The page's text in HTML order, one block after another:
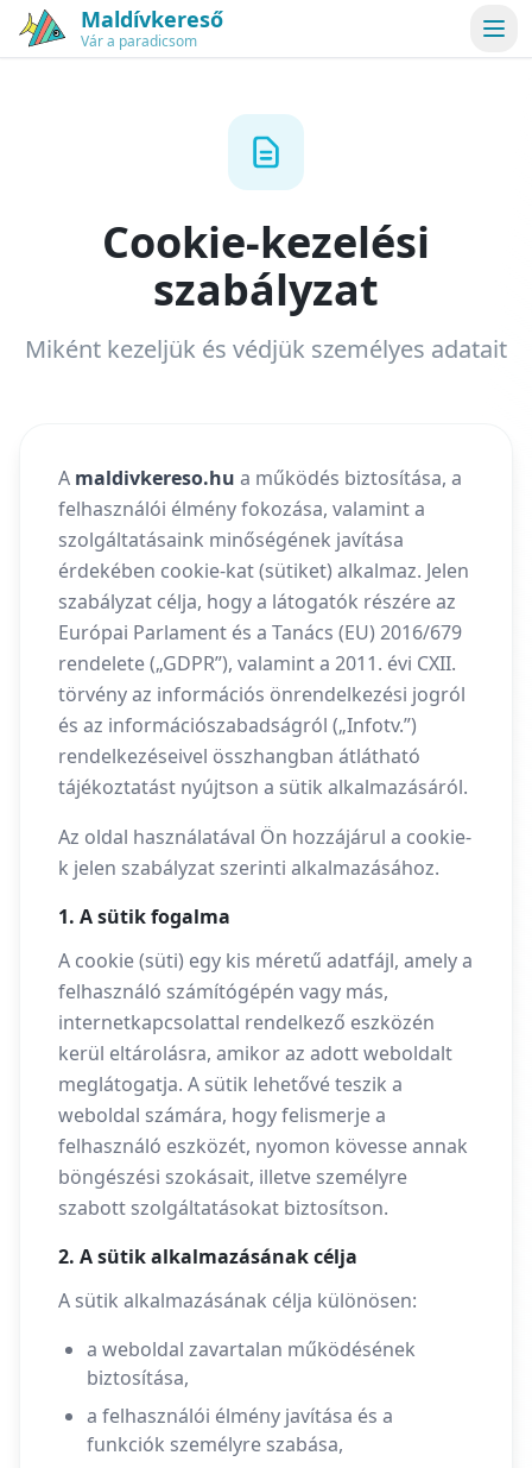
Maldívkereső
Vár a paradicsom
Cookie-kezelési
szabályzat
Miként kezeljük és védjük személyes adatait
A maldivkereso.hu a működés biztosítása, a
felhasználói élmény fokozása, valamint a
szolgáltatásaink minőségének javítása
érdekében cookie-kat (sütiket) alkalmaz. Jelen
szabályzat célja, hogy a látogatók részére az
Európai Parlament és a Tanács (EU) 2016/679
rendelete („GDPR”), valamint a 2011. évi CXII.
törvény az információs önrendelkezési jogról
és az információszabadságról („Infotv.”)
rendelkezéseivel összhangban átlátható
tájékoztatást nyújtson a sütik alkalmazásáról.
Az oldal használatával Ön hozzájárul a cookie-
k jelen szabályzat szerinti alkalmazásához.
1. A sütik fogalma
A cookie (süti) egy kis méretű adatfájl, amely a
felhasználó számítógépén vagy más,
internetkapcsolattal rendelkező eszközén
kerül eltárolásra, amikor az adott weboldalt
meglátogatja. A sütik lehetővé teszik a
weboldal számára, hogy felismerje a
felhasználó eszközét, nyomon kövesse annak
böngészési szokásait, illetve személyre
szabott szolgáltatásokat biztosítson.
2. A sütik alkalmazásának célja
A sütik alkalmazásának célja különösen:
a weboldal zavartalan működésének
biztosítása,
a felhasználói élmény javítása és a
funkciók személyre szabása,